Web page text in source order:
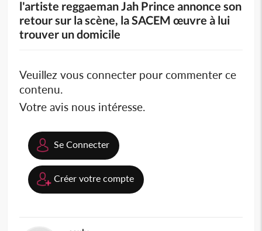
l'artiste reggaeman Jah Prince annonce son
retour sur la scène, la SACEM œuvre à lui
trouver un domicile
Veuillez vous connecter pour commenter ce
contenu.
Votre avis nous intéresse.
Se Connecter
Créer votre compte